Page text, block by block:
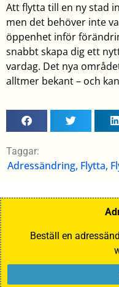
Att flytta till en ny stad
men det behöver inte
öppenhet inför
snabbt skapa dig ett
vardag. Det nya
alltmer bekant – och
Taggar:
Adressändring, Flytta,
Beställ en